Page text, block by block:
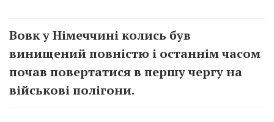
Вовк у Німеччині колись був
винищений повністю і останнім часом
почав повертатися в першу чергу на
військові полігони.